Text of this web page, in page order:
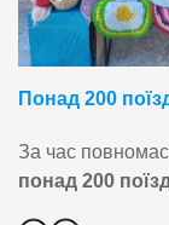
Понад 200
За час
понад 200